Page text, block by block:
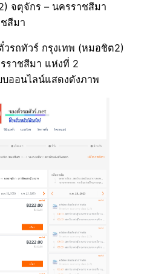
จตุจักร – นครราชสีมา
สีมา
รถทัวร์ กรุงเทพ (หมอชิต2)
ราชสีมา แห่งที่ 2
ออนไลน์แสดงดังภาพ